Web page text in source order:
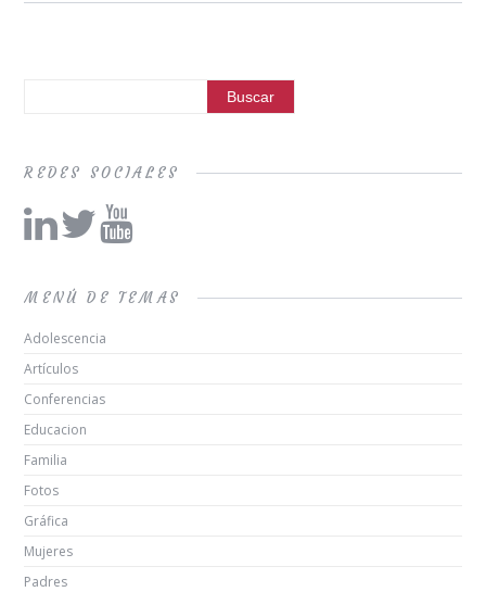
REDES SOCIALES
MENÚ DE TEMAS
Adolescencia
Artículos
Conferencias
Educacion
Familia
Fotos
Gráfica
Mujeres
Padres